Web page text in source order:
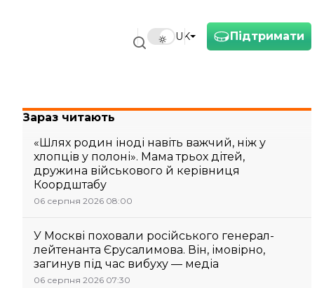
Підтримати
UK
Зараз читають
«Шлях родин іноді навіть важчий, ніж у
хлопців у полоні». Мама трьох дітей,
дружина військового й керівниця
Коордштабу
06 серпня 2026 08:00
У Москві поховали російського генерал-
лейтенанта Єрусалимова. Він, імовірно,
загинув під час вибуху — медіа
06 серпня 2026 07:30